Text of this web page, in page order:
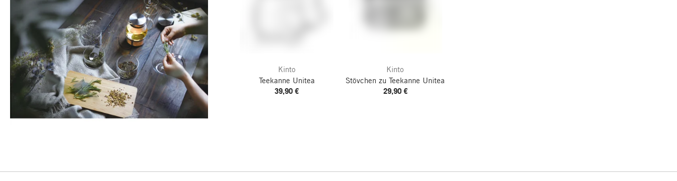
Kinto
Teekanne Unitea
39,90 €
Kinto
Stövchen zu Teekanne Unitea
29,90 €